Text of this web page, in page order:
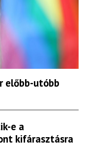
előbb-utóbb
e a
kifárasztásra